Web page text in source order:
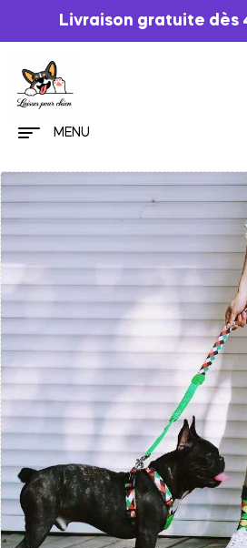
Livraison gratuite dès
MENU